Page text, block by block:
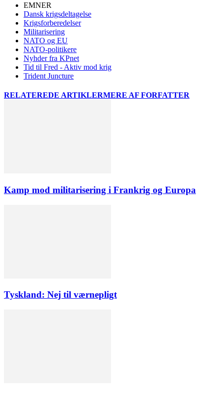
EMNER
Dansk krigsdeltagelse
Krigsforberedelser
Militarisering
NATO og EU
NATO-politikere
Nyhder fra KPnet
Tid til Fred - Aktiv mod krig
Trident Juncture
RELATEREDE ARTIKLERMERE AF FORFATTER
Kamp mod militarisering i Frankrig og Europa
Tyskland: Nej til værnepligt